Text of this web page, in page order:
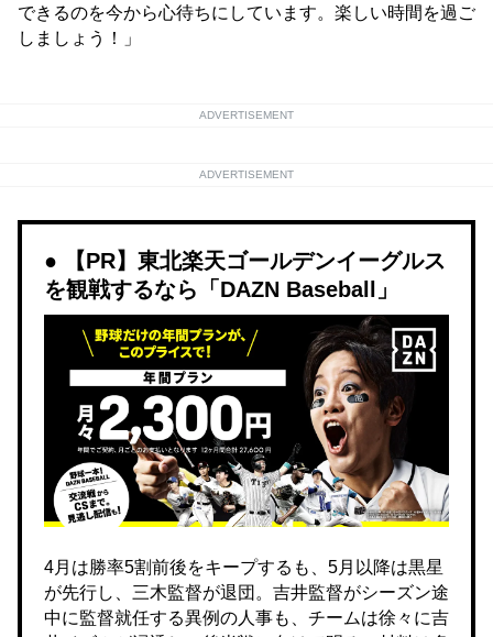
できるのを今から心待ちにしています。楽しい時間を過ご
しましょう！」
ADVERTISEMENT
ADVERTISEMENT
【PR】東北楽天ゴールデンイーグルス
を観戦するなら「DAZN Baseball」
4月は勝率5割前後をキープするも、5月以降は黒星
が先行し、三木監督が退団。吉井監督がシーズン途
中に監督就任する異例の人事も、チームは徐々に吉